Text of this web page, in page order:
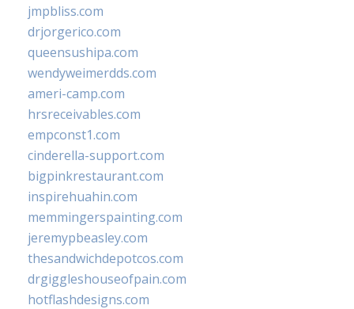
jmpbliss.com
drjorgerico.com
queensushipa.com
wendyweimerdds.com
ameri-camp.com
hrsreceivables.com
empconst1.com
cinderella-support.com
bigpinkrestaurant.com
inspirehuahin.com
memmingerspainting.com
jeremypbeasley.com
thesandwichdepotcos.com
drgiggleshouseofpain.com
hotflashdesigns.com